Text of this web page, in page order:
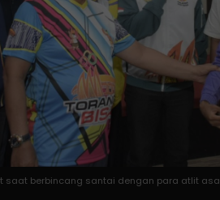
saat berbincang santai dengan para atlit asal